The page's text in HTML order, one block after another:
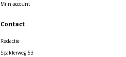
Mijn account
Contact
Redactie
Spaklerweg 53